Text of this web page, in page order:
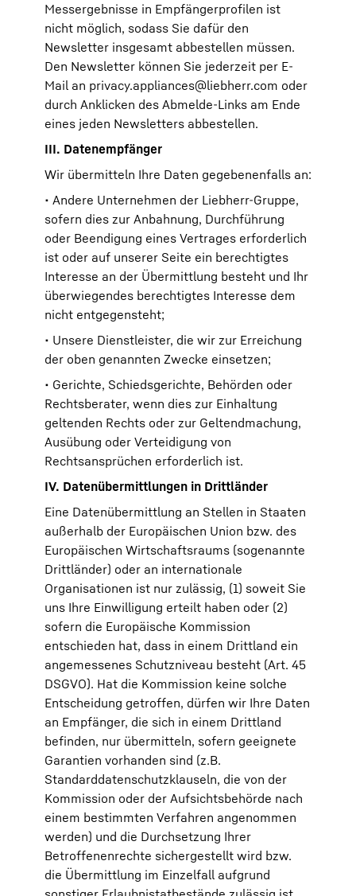
Messergebnisse in Empfängerprofilen ist
nicht möglich, sodass Sie dafür den
Newsletter insgesamt abbestellen müssen.
Den Newsletter können Sie jederzeit per E-
Mail an privacy.appliances@liebherr.com oder
durch Anklicken des Abmelde-Links am Ende
eines jeden Newsletters abbestellen.
III. Datenempfänger
Wir übermitteln Ihre Daten gegebenenfalls an:
• Andere Unternehmen der Liebherr-Gruppe,
sofern dies zur Anbahnung, Durchführung
oder Beendigung eines Vertrages erforderlich
ist oder auf unserer Seite ein berechtigtes
Interesse an der Übermittlung besteht und Ihr
überwiegendes berechtigtes Interesse dem
nicht entgegensteht;
• Unsere Dienstleister, die wir zur Erreichung
der oben genannten Zwecke einsetzen;
• Gerichte, Schiedsgerichte, Behörden oder
Rechtsberater, wenn dies zur Einhaltung
geltenden Rechts oder zur Geltendmachung,
Ausübung oder Verteidigung von
Rechtsansprüchen erforderlich ist.
IV. Datenübermittlungen in Drittländer
Eine Datenübermittlung an Stellen in Staaten
außerhalb der Europäischen Union bzw. des
Europäischen Wirtschaftsraums (sogenannte
Drittländer) oder an internationale
Organisationen ist nur zulässig, (1) soweit Sie
uns Ihre Einwilligung erteilt haben oder (2)
sofern die Europäische Kommission
entschieden hat, dass in einem Drittland ein
angemessenes Schutzniveau besteht (Art. 45
DSGVO). Hat die Kommission keine solche
Entscheidung getroffen, dürfen wir Ihre Daten
an Empfänger, die sich in einem Drittland
befinden, nur übermitteln, sofern geeignete
Garantien vorhanden sind (z.B.
Standarddatenschutzklauseln, die von der
Kommission oder der Aufsichtsbehörde nach
einem bestimmten Verfahren angenommen
werden) und die Durchsetzung Ihrer
Betroffenenrechte sichergestellt wird bzw.
die Übermittlung im Einzelfall aufgrund